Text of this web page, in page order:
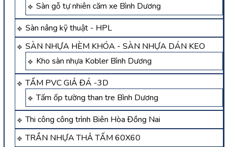
Sàn gỗ tự nhiên căm xe Bình Dương
Sàn nâng kỹ thuật - HPL
SÀN NHỰA HÈM KHÓA - SÀN NHỰA DÁN KEO
Kho sàn nhựa Kobler Bình Dương
TẤM PVC GIẢ ĐÁ -3D
Tấm ốp tường than tre Bình Dương
Thi công công trình Biên Hòa Đồng Nai
TRẦN NHỰA THẢ TẤM 60X60